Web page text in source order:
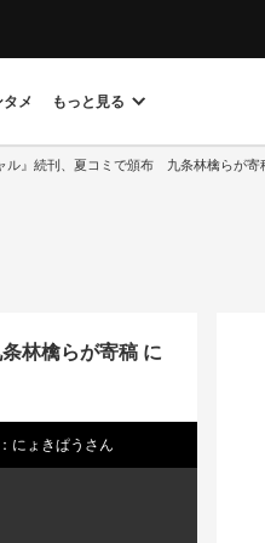
タメ もっと見る
ル』続刊、夏コミで頒布 九条林檎らが寄
林檎らが寄稿 に
にょきぱうさん